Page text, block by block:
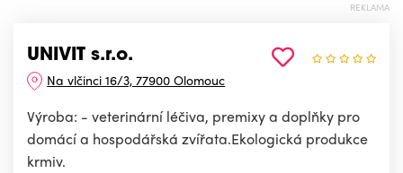
REKLAMA
UNIVIT s.r.o.
Na vlčinci 16/3, 77900 Olomouc
Výroba: - veterinární léčiva, premixy a doplňky pro
domácí a hospodářská zvířata.Ekologická produkce
krmiv.